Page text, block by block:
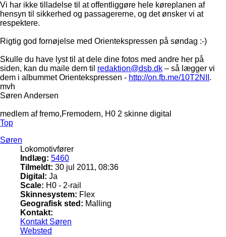
Vi har ikke tilladelse til at offentliggøre hele køreplanen af
hensyn til sikkerhed og passagererne, og det ønsker vi at
respektere.
Rigtig god fornøjelse med Orientekspressen på søndag :-)
Skulle du have lyst til at dele dine fotos med andre her på
siden, kan du maile dem til redaktion@dsb.dk – så lægger vi
dem i albummet Orientekspressen - http://on.fb.me/10T2NII .
mvh
Søren Andersen
medlem af fremo,Fremodern, H0 2 skinne digital
Top
Søren
Lokomotivfører
Indlæg: 5460
Tilmeldt: 30 jul 2011, 08:36
Digital: Ja
Scale: H0 - 2-rail
Skinnesystem: Flex
Geografisk sted: Malling
Kontakt:
Kontakt Søren
Websted